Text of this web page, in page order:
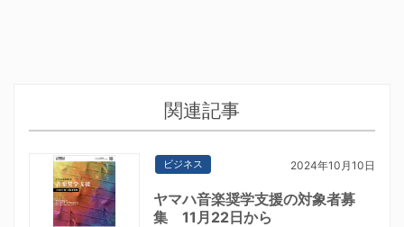
関連記事
ビジネス 2024年10月10日
ヤマハ音楽奨学支援の対象者募
集 11月22日から